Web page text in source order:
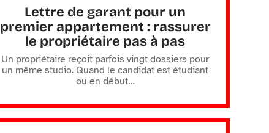
Lettre de garant pour un
premier appartement : rassurer
le propriétaire pas à pas
Un propriétaire reçoit parfois vingt dossiers pour
un même studio. Quand le candidat est étudiant
ou en début…